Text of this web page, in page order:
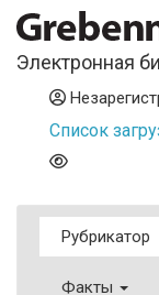
Электронная
Список
Рубрикатор
Факты